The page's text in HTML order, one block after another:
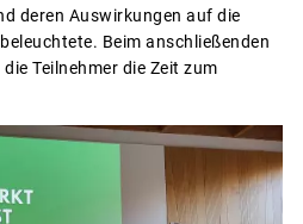
deren Auswirkungen auf die
Beim anschließenden
Teilnehmer die Zeit zum